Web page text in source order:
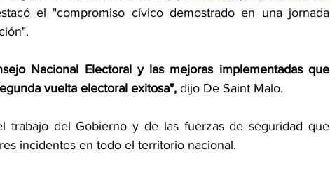
el "compromiso cívico demostrado en una jornada
Nacional Electoral y las mejoras implementadas que
vuelta electoral exitosa", dijo De Saint Malo.
trabajo del Gobierno y de las fuerzas de seguridad que
incidentes en todo el territorio nacional.